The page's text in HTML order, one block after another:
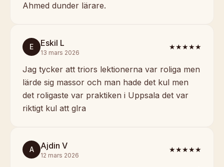
Ahmed dunder lärare.
E Eskil L
13 mars 2026
★★★★★
Jag tycker att triors lektionerna var roliga men
lärde sig massor och man hade det kul men
det roligaste var praktiken i Uppsala det var
riktigt kul att glra
A Ajdin V
12 mars 2026
★★★★★